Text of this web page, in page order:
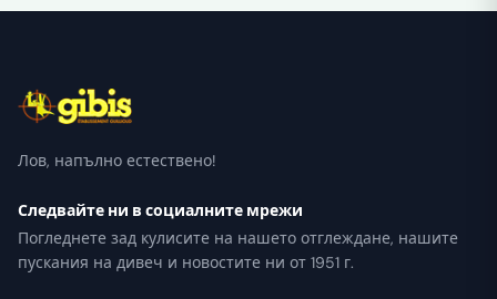
Лов, напълно естествено!
Следвайте ни в социалните мрежи
Погледнете зад кулисите на нашето отглеждане, нашите
пускания на дивеч и новостите ни от 1951 г.